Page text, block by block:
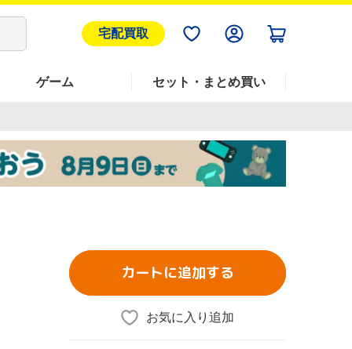
宅配買取
ゲーム セット・まとめ買い
カートに追加する
お気に入り追加